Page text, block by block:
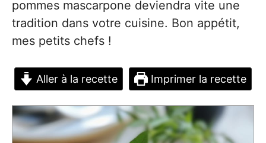
pommes mascarpone deviendra vite une
tradition dans votre cuisine. Bon appétit,
mes petits chefs !
Aller à la recette Imprimer la recette